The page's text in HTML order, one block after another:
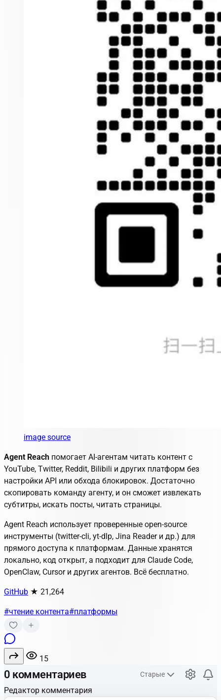
image source
Agent Reach помогает AI-агентам читать контент с
YouTube, Twitter, Reddit, Bilibili и других платформ без
настройки API или обхода блокировок. Достаточно
скопировать команду агенту, и он сможет извлекать
субтитры, искать посты, читать страницы.
Agent Reach использует проверенные open-source
инструменты (twitter-cli, yt-dlp, Jina Reader и др.) для
прямого доступа к платформам. Данные хранятся
локально, код открыт, а подходит для Claude Code,
OpenClaw, Cursor и других агентов. Всё бесплатно.
GitHub ★ 21,264
#чтение контента#платформы
15
0 комментариев Старые
Редактор комментария